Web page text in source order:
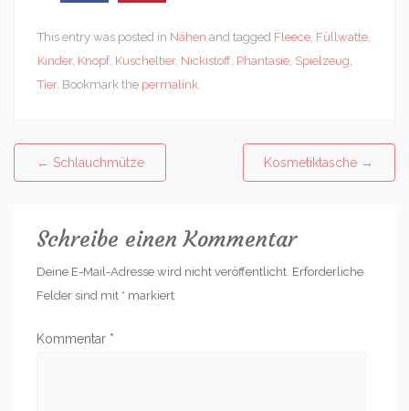
This entry was posted in Nähen and tagged Fleece, Füllwatte,
Kinder, Knopf, Kuscheltier, Nickistoff, Phantasie, Spielzeug,
Tier. Bookmark the permalink.
Post
navigation
← Schlauchmütze Kosmetiktasche →
Schreibe einen Kommentar
Deine E-Mail-Adresse wird nicht veröffentlicht. Erforderliche
Felder sind mit * markiert
Kommentar *